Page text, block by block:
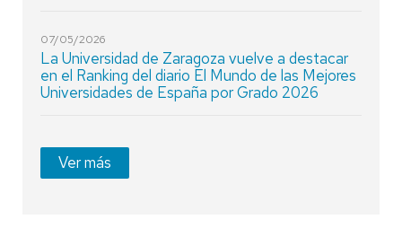
07/05/2026
La Universidad de Zaragoza vuelve a destacar
en el Ranking del diario El Mundo de las Mejores
Universidades de España por Grado 2026
Ver más